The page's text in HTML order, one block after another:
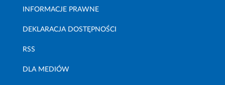
INFORMACJE PRAWNE
DEKLARACJA DOSTĘPNOŚCI
RSS
DLA MEDIÓW